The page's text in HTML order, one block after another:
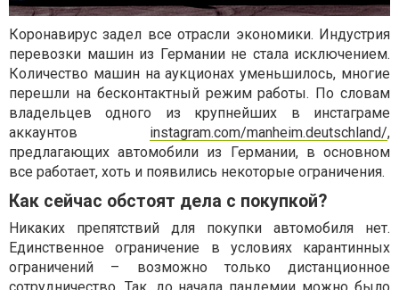
Коронавирус задел все отрасли экономики. Индустрия
перевозки машин из Германии не стала исключением.
Количество машин на аукционах уменьшилось, многие
перешли на бесконтактный режим работы. По словам
владельцев одного из крупнейших в инстаграме
аккаунтов instagram.com/manheim.deutschland/,
предлагающих автомобили из Германии, в основном
все работает, хоть и появились некоторые ограничения.
Как сейчас обстоят дела с покупкой?
Никаких препятствий для покупки автомобиля нет.
Единственное ограничение в условиях карантинных
ограничений – возможно только дистанционное